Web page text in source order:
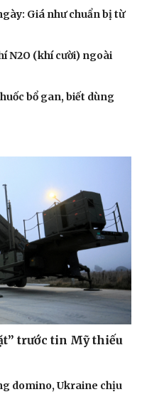
chuyện thời sự
chuyện cho bé
Giá như chuẩn bị từ
N2O (khí cười) ngoài
bổ gan, biết dùng
trước tin Mỹ thiếu
domino, Ukraine chịu